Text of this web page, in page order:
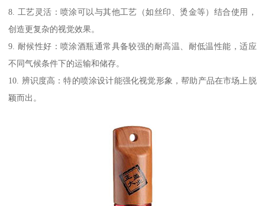
8. 工艺灵活：喷涂可以与其他工艺（如丝印、烫金等）结合使用，
创造更复杂的视觉效果。
9. 耐候性好：喷涂酒瓶通常具备较强的耐高温、耐低温性能，适应
不同气候条件下的运输和储存。
10. 辨识度高：特的喷涂设计能强化视觉形象，帮助产品在市场上脱
颖而出。